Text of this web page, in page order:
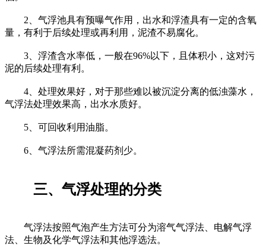
2、气浮池具有预曝气作用，出水和浮渣具有一定的含氧
量，有利于后续处理或再利用，泥渣不易腐化。
3、浮渣含水率低，一般在96%以下，且体积小，这对污
泥的后续处理有利。
4、处理效果好，对于那些难以被沉淀分离的低浊藻水，
气浮法处理效果高，出水水质好。
5、可回收利用油脂。
6、气浮法所需混凝药剂少。
三、气浮处理的分类
气浮法按照气泡产生方法可分为溶气气浮法、电解气浮
法、生物及化学气浮法和其他浮选法。